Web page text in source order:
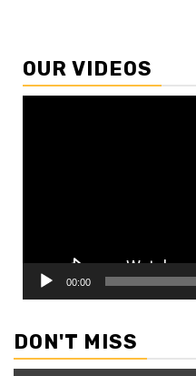
OUR VIDEOS
00:00
DON'T MISS